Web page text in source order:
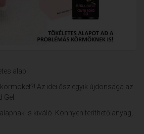
alap!
Az idei ősz egyik újdonsága az
is kiváló. Könnyen teríthető anyag,